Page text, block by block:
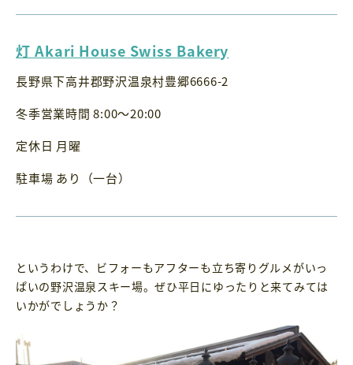
灯 Akari House Swiss Bakery
長野県下高井郡野沢温泉村豊郷6666-2
冬季営業時間 8:00〜20:00
定休日 月曜
駐車場 あり（一台）
というわけで、ビフォーもアフターも立ち寄りグルメがいっ
ぱいの野沢温泉スキー場。ぜひ平日にゆったりと来てみては
いかがでしょうか？